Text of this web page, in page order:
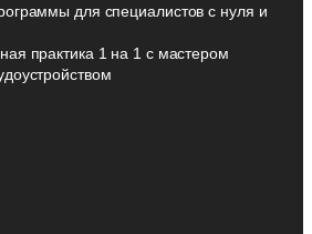
для специалистов с нуля и
практика 1 на 1 с мастером